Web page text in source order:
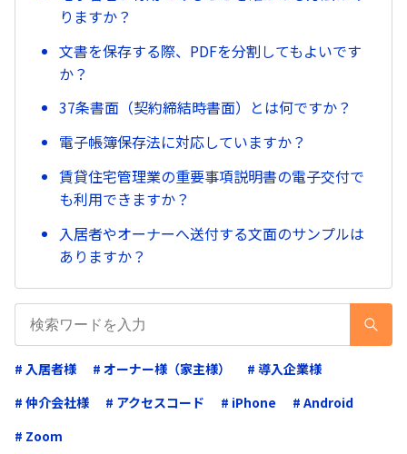
りますか？
文書を保存する際、PDFを分割してもよいです
か？
37条書面（契約締結時書面）とは何ですか？
電子帳簿保存法に対応していますか？
賃貸住宅管理業の重要事項説明書の電子交付で
も利用できますか？
入居者やオーナーへ送付する文面のサンプルは
ありますか？
# 入居者様 # オーナー様（家主様）
# 導入企業様
# 仲介会社様
# アクセスコード # iPhone
# Android
# Zoom